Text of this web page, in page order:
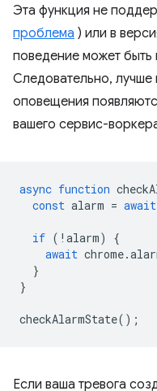
Эта функция не
проблема ) или в
поведение может
Следовательно, лучше
оповещения
вашего сервис-
async function
const alarm = await
if ( ! alarm)
{
await chrome.
}
}
checkAlarmState();
Если ваша тревога